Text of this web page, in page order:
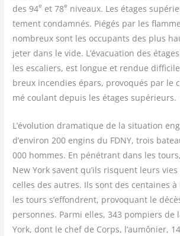
des 94e et 78e niveaux. Les étages
te­ment condam­nés. Pié­gés par les
nom­breux sont les occu­pants des plus
jeter dans le vide. L’évacuation des
les esca­liers, est longue et ren­due
breux incen­dies épars, pro­vo­qués par le
mé cou­lant depuis les étages supérieurs.
L’évolution dra­ma­tique de la situa­tion
d’environ 200 engins du FDNY, trois
000 hommes. En péné­trant dans les
New York savent qu’ils risquent leurs
celles des autres. Ils sont des cen­taines
les tours s’effondrent, pro­vo­quant le
per­sonnes. Par­mi elles, 343 pom­piers de
York, dont le chef de Corps, l’aumônier,